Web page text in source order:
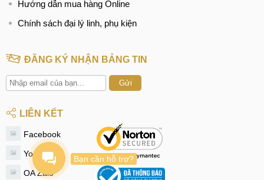
Hướng dẫn mua hàng Online
Chính sách đại lý linh, phụ kiện
ĐĂNG KÝ NHẬN BẢNG TIN
Gửi
LIÊN KẾT
Facebook
Youtube
OA Zalo
Bạn cần hỗ trợ?